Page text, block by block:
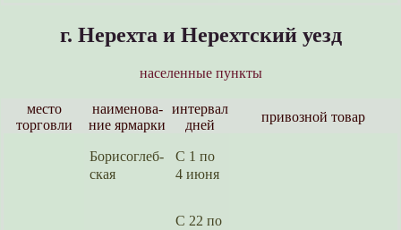
г. Нерехта и Нерехтский уезд
населенные пункты
место
торговли
наименова­
ние ярмарки
интерв­ал
дней
привозной товар
Борисоглеб­
ская
С 1 по
4 июня
С 22 по